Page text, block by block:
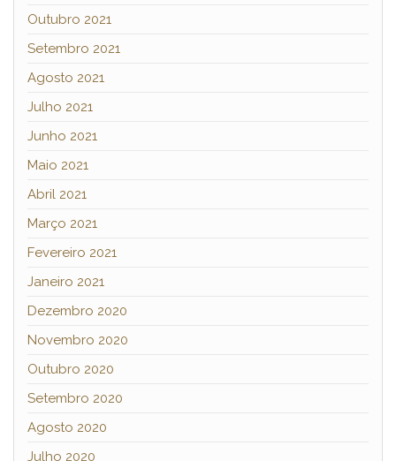
Outubro 2021
Setembro 2021
Agosto 2021
Julho 2021
Junho 2021
Maio 2021
Abril 2021
Março 2021
Fevereiro 2021
Janeiro 2021
Dezembro 2020
Novembro 2020
Outubro 2020
Setembro 2020
Agosto 2020
Julho 2020